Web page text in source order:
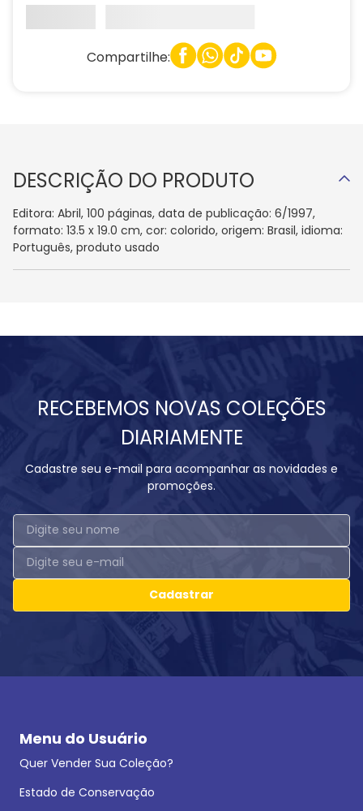
Compartilhe:
DESCRIÇÃO DO PRODUTO
Editora: Abril, 100 páginas, data de publicação: 6/1997,
formato: 13.5 x 19.0 cm, cor: colorido, origem: Brasil, idioma:
Português, produto usado
RECEBEMOS NOVAS COLEÇÕES
DIARIAMENTE
Cadastre seu e-mail para acompanhar as novidades e
promoções.
Cadastrar
Menu do Usuário
Quer Vender Sua Coleção?
Estado de Conservação